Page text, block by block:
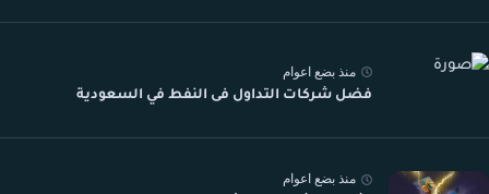
منذ بضع اعوام
فضل شركات التداول فى النفط في السعودية
منذ بضع اعوام